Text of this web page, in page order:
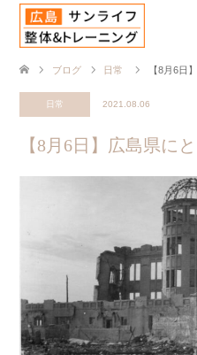
ブログ 日常 【8月6日
日常 2021.08.06
【8月6日】広島県に